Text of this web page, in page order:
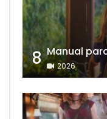
8 Manual
2026